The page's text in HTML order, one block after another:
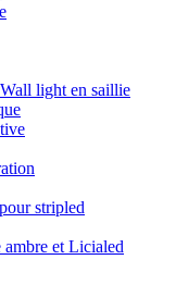
light en saillie
stripled
et Licialed